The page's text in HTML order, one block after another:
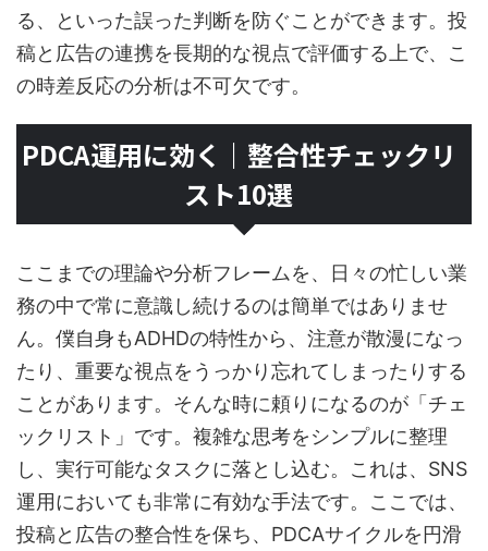
る、といった誤った判断を防ぐことができます。投
稿と広告の連携を長期的な視点で評価する上で、こ
の時差反応の分析は不可欠です。
PDCA運用に効く｜整合性チェックリ
スト10選
ここまでの理論や分析フレームを、日々の忙しい業
務の中で常に意識し続けるのは簡単ではありませ
ん。僕自身もADHDの特性から、注意が散漫になっ
たり、重要な視点をうっかり忘れてしまったりする
ことがあります。そんな時に頼りになるのが「チェ
ックリスト」です。複雑な思考をシンプルに整理
し、実行可能なタスクに落とし込む。これは、SNS
運用においても非常に有効な手法です。ここでは、
投稿と広告の整合性を保ち、PDCAサイクルを円滑